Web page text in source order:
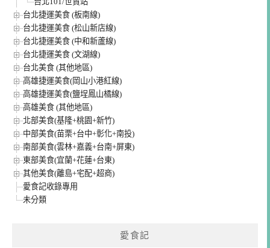
台北捷運美食 (板南線)
台北捷運美食 (松山新店線)
台北捷運美食 (中和新蘆線)
台北捷運美食 (文湖線)
台北美食 (其他地區)
高雄捷運美食(岡山小港紅線)
高雄捷運美食(鹽埕鳳山橘線)
高雄美食 (其他地區)
北部美食(基隆+桃園+新竹)
中部美食(苗栗+台中+彰化+南投)
南部美食(雲林+嘉義+台南+屏東)
東部美食(宜蘭+花蓮+台東)
其他美食(離島+宅配+超商)
愛食記收錄專用
未分類
愛食記